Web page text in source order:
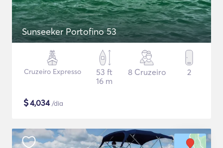
Sunseeker Portofino 53
Cruzeiro Expresso
53 ft
16 m
8 Cruzeiro 2
$4,034/dia